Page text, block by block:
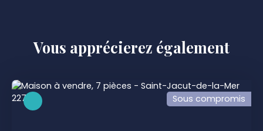
Vous apprécierez également
Sous compromis